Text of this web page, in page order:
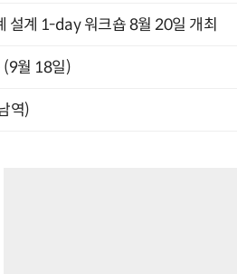
설계 1-day 워크숍 8월 20일 개최
(9월 18일)
역)